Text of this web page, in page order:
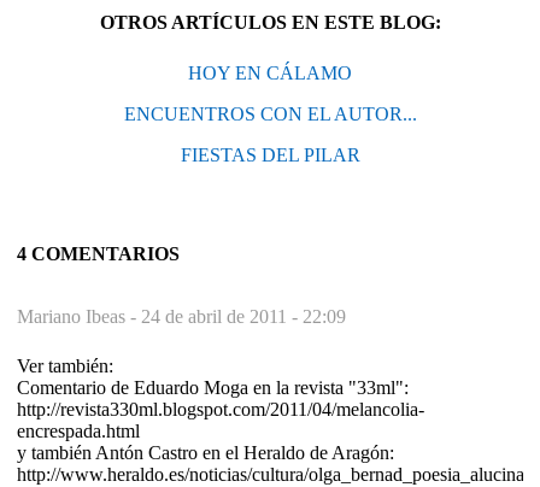
OTROS ARTÍCULOS EN ESTE BLOG:
HOY EN CÁLAMO
ENCUENTROS CON EL AUTOR...
FIESTAS DEL PILAR
4 COMENTARIOS
Mariano Ibeas - 24 de abril de 2011 - 22:09
Ver también:
Comentario de Eduardo Moga en la revista "33ml":
http://revista330ml.blogspot.com/2011/04/melancolia-
encrespada.html
y también Antón Castro en el Heraldo de Aragón:
http://www.heraldo.es/noticias/cultura/